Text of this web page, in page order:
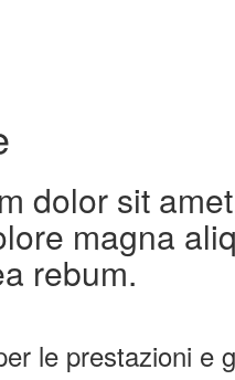
dolor sit
magna
rebum.
le prestazioni e